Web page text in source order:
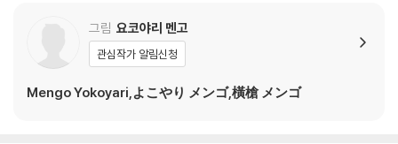
그림 요코야리 멘고
관심작가 알림신청
Mengo Yokoyari,よこやり メンゴ,橫槍 メンゴ